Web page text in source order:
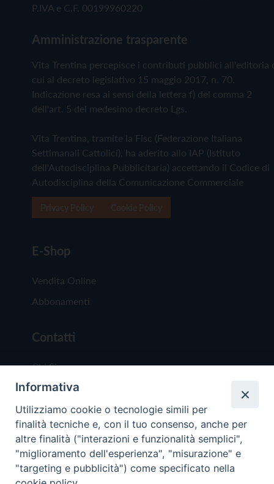
P.IVA e C.F. 00199960220
Amministrazione trasparente
Vita Trentina percepisce i contributi pubblici all'editoria
cui al decreto legislativo 15 maggio 2017, n. 70.
Indicazione resa ai sensi della lettera f) del comma 2
dell'art. 5 del medesimo decreto Lgs.
Vita Trentina, tramite la Fisc (Federazione Italiana
Settimanali Cattolici), ha aderito allo IAP (Istituto
dell'Autodisciplina Pubblicitaria) accettando il Codice di
Autodisciplina della Comunicazione Commerciale
E-Shop
Vendita Online
Abbonamenti
Contatti
Chi Siamo
Redazione
Scrivici
Informativa
Utilizziamo cookie o tecnologie simili per
finalità tecniche e, con il tuo consenso, anche per
altre finalità ("interazioni e funzionalità semplici",
"miglioramento dell'esperienza", "misurazione" e
"targeting e pubblicità") come specificato nella